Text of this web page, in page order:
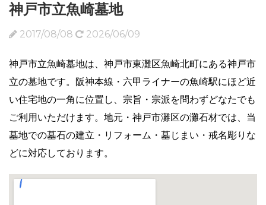
神戸市立魚崎墓地
2017/08/08 2026/06/09
神戸市立魚崎墓地は、神戸市東灘区魚崎北町にある神戸市
立の墓地です。阪神本線・六甲ライナーの魚崎駅にほど近
い住宅地の一角に位置し、宗旨・宗派を問わずどなたでも
ご利用いただけます。地元・神戸市灘区の灘石材では、当
墓地での墓石の建立・リフォーム・墓じまい・戒名彫りな
どに対応しております。